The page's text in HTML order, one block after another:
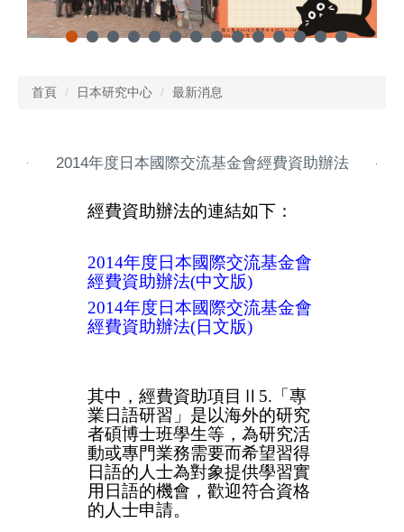
首頁 日本研究中心 最新消息
2014年度日本國際交流基金會經費資助辦法
經費資助辦法的連結如下 ：
2014年度日本國際交流基金會
經費資助辦法(中文版)
2014年度日本國際交流基金會
經費資助辦法(日文版)
其中，經費資助項目Ⅱ5.「專
業日語研習」是以海外的研究
者碩博士班學生等，為研究活
動或專門業務需要而希望習得
日語的人士為對象提供學習實
用日語的機會，歡迎符合資格
的人士申請。